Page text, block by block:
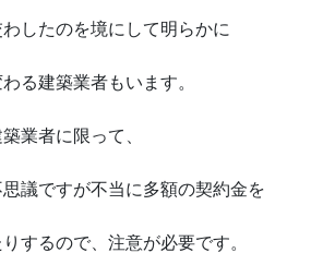
したのを境にして明らかに
る建築業者もいます。
業者に限って、
議ですが不当に多額の契約金を
するので、注意が必要です。